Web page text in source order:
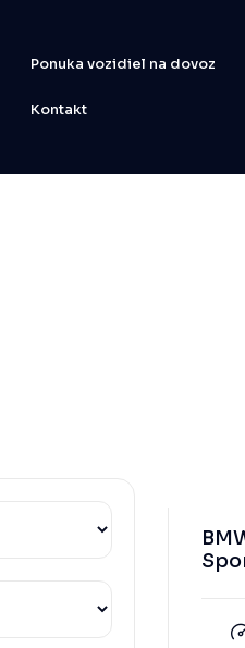
Ponuka vozidiel na dovoz
Kontakt